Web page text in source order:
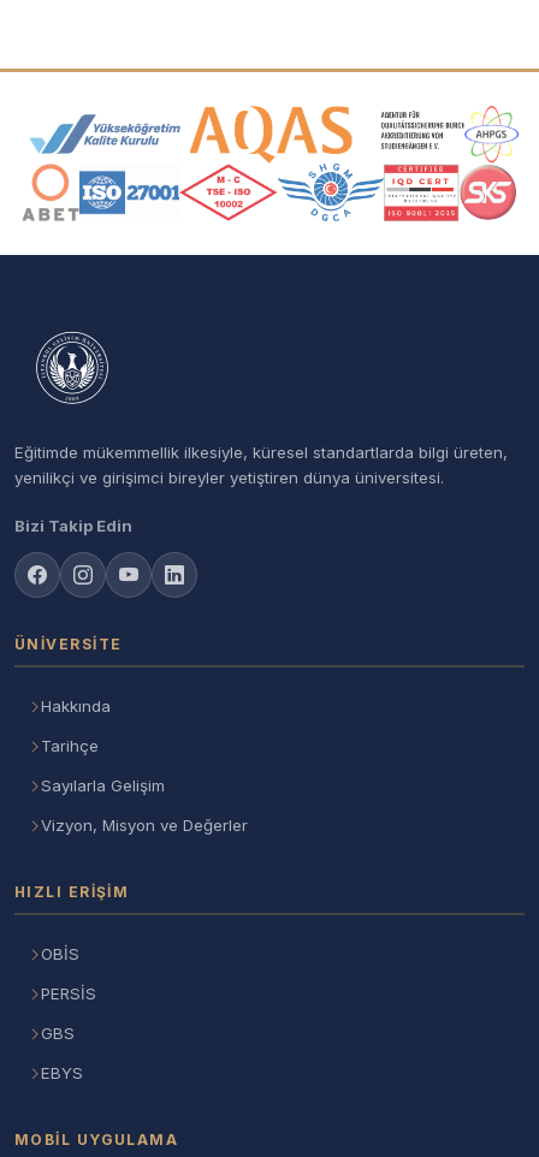
Akreditasyon ve Üyelik Logoları
Eğitimde mükemmellik ilkesiyle, küresel standartlarda bilgi üreten,
yenilikçi ve girişimci bireyler yetiştiren dünya üniversitesi.
Bizi Takip Edin
ÜNIVERSITE
Hakkında
Tarihçe
Sayılarla Gelişim
Vizyon, Misyon ve Değerler
HIZLI ERIŞIM
OBİS
PERSİS
GBS
EBYS
MOBIL UYGULAMA